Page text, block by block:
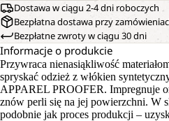
Dostawa w ciągu 2-4 dni roboczych
Bezpłatna dostawa przy
Bezpłatne zwroty w ciągu 30 dni
Informacje o produkcie
Przywraca nienasiąkliwość
spryskać odzież z włókien
APPAREL PROOFER. Impregnuje
znów perli się na jej powierzchni. W
podobnie jak proces produkcji –